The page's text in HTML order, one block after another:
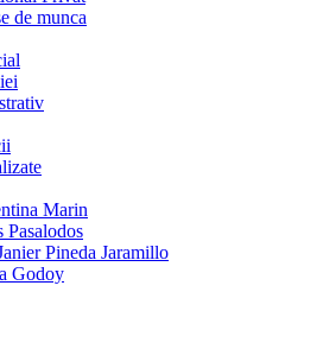
de munca
Marin
Pasalodos
Pineda Jaramillo
Godoy